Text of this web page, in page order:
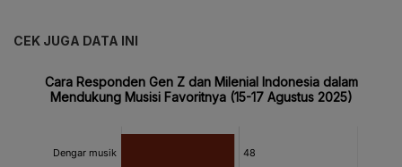
CEK JUGA DATA INI